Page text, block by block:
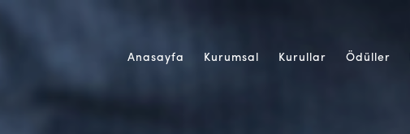
Anasayfa Kurumsal Kurullar Ödüller